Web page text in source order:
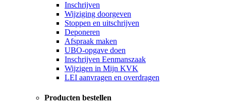
Inschrijven
Wijziging doorgeven
Stoppen en uitschrijven
Deponeren
Afspraak maken
UBO-opgave doen
Inschrijven Eenmanszaak
Wijzigen in Mijn KVK
LEI aanvragen en overdragen
Producten bestellen